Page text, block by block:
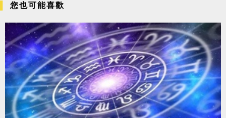
您也可能喜歡